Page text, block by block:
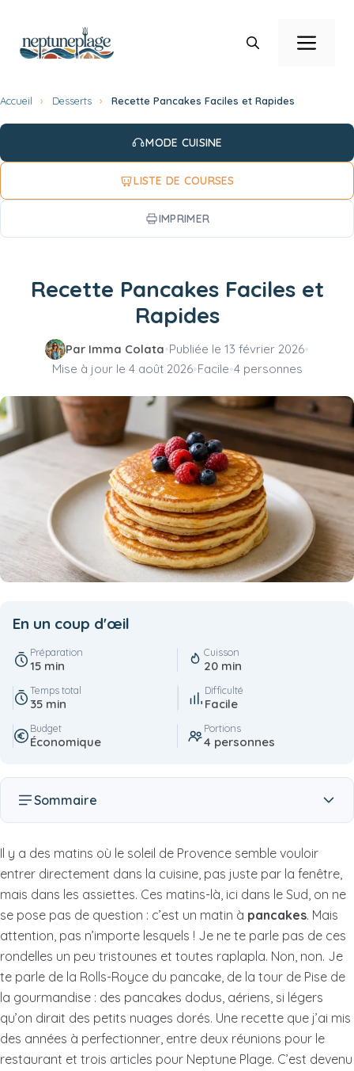
contenu
Accueil › Desserts › Recette Pancakes Faciles et Rapides
Recette Pancakes Faciles et
Rapides
MODE CUISINE
LISTE DE COURSES
IMPRIMER
Par Imma Colata•Publiée le 13 février 2026•
Mise à jour le 4 août 2026•Facile•4 personnes
En un coup d'œil
Préparation
15 min
Cuisson
20 min
Temps total
35 min
Difficulté
Facile
Budget
Économique
Portions
4 personnes
Sommaire
Il y a des matins où le soleil de Provence semble vouloir
entrer directement dans la cuisine, pas juste par la fenêtre,
mais dans les assiettes. Ces matins-là, ici dans le Sud, on ne
se pose pas de question : c’est un matin à pancakes. Mais
attention, pas n’importe lesquels ! Je ne te parle pas de ces
rondelles un peu tristounes et toutes raplapla. Non, non. Je
te parle de la Rolls-Royce du pancake, de la tour de Pise de
la gourmandise : des pancakes dodus, aériens, si légers
qu’on dirait des petits nuages dorés. Une recette que j’ai mis
des années à perfectionner, entre deux réunions pour le
restaurant et trois articles pour Neptune Plage. C’est devenu